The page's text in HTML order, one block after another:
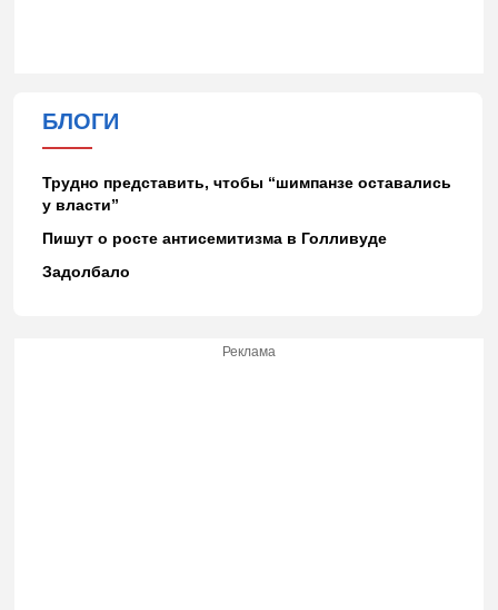
БЛОГИ
Трудно представить, чтобы “шимпанзе оставались
у власти”
Пишут о росте антисемитизма в Голливуде
Задолбало
Реклама